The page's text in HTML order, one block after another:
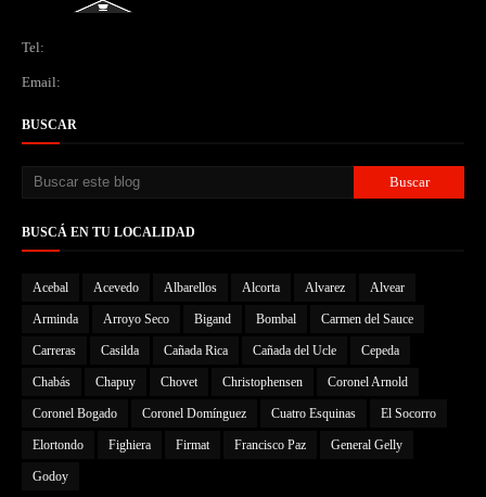
Tel:
Email:
BUSCAR
BUSCÁ EN TU LOCALIDAD
Acebal Acevedo Albarellos Alcorta Alvarez Alvear
Arminda Arroyo Seco Bigand Bombal Carmen del Sauce
Carreras Casilda Cañada Rica Cañada del Ucle Cepeda
Chabás Chapuy Chovet Christophensen Coronel Arnold
Coronel Bogado Coronel Domínguez Cuatro Esquinas El Socorro
Elortondo Fighiera Firmat Francisco Paz General Gelly
Godoy